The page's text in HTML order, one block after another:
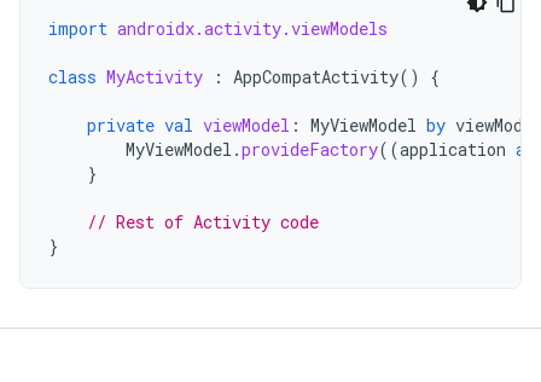
import androidx.activity.viewModels
class MyActivity : AppCompatActivity() {
private val viewModel : MyViewModel by
MyViewModel .provideFactory((application as
}
// Rest of Activity code
}